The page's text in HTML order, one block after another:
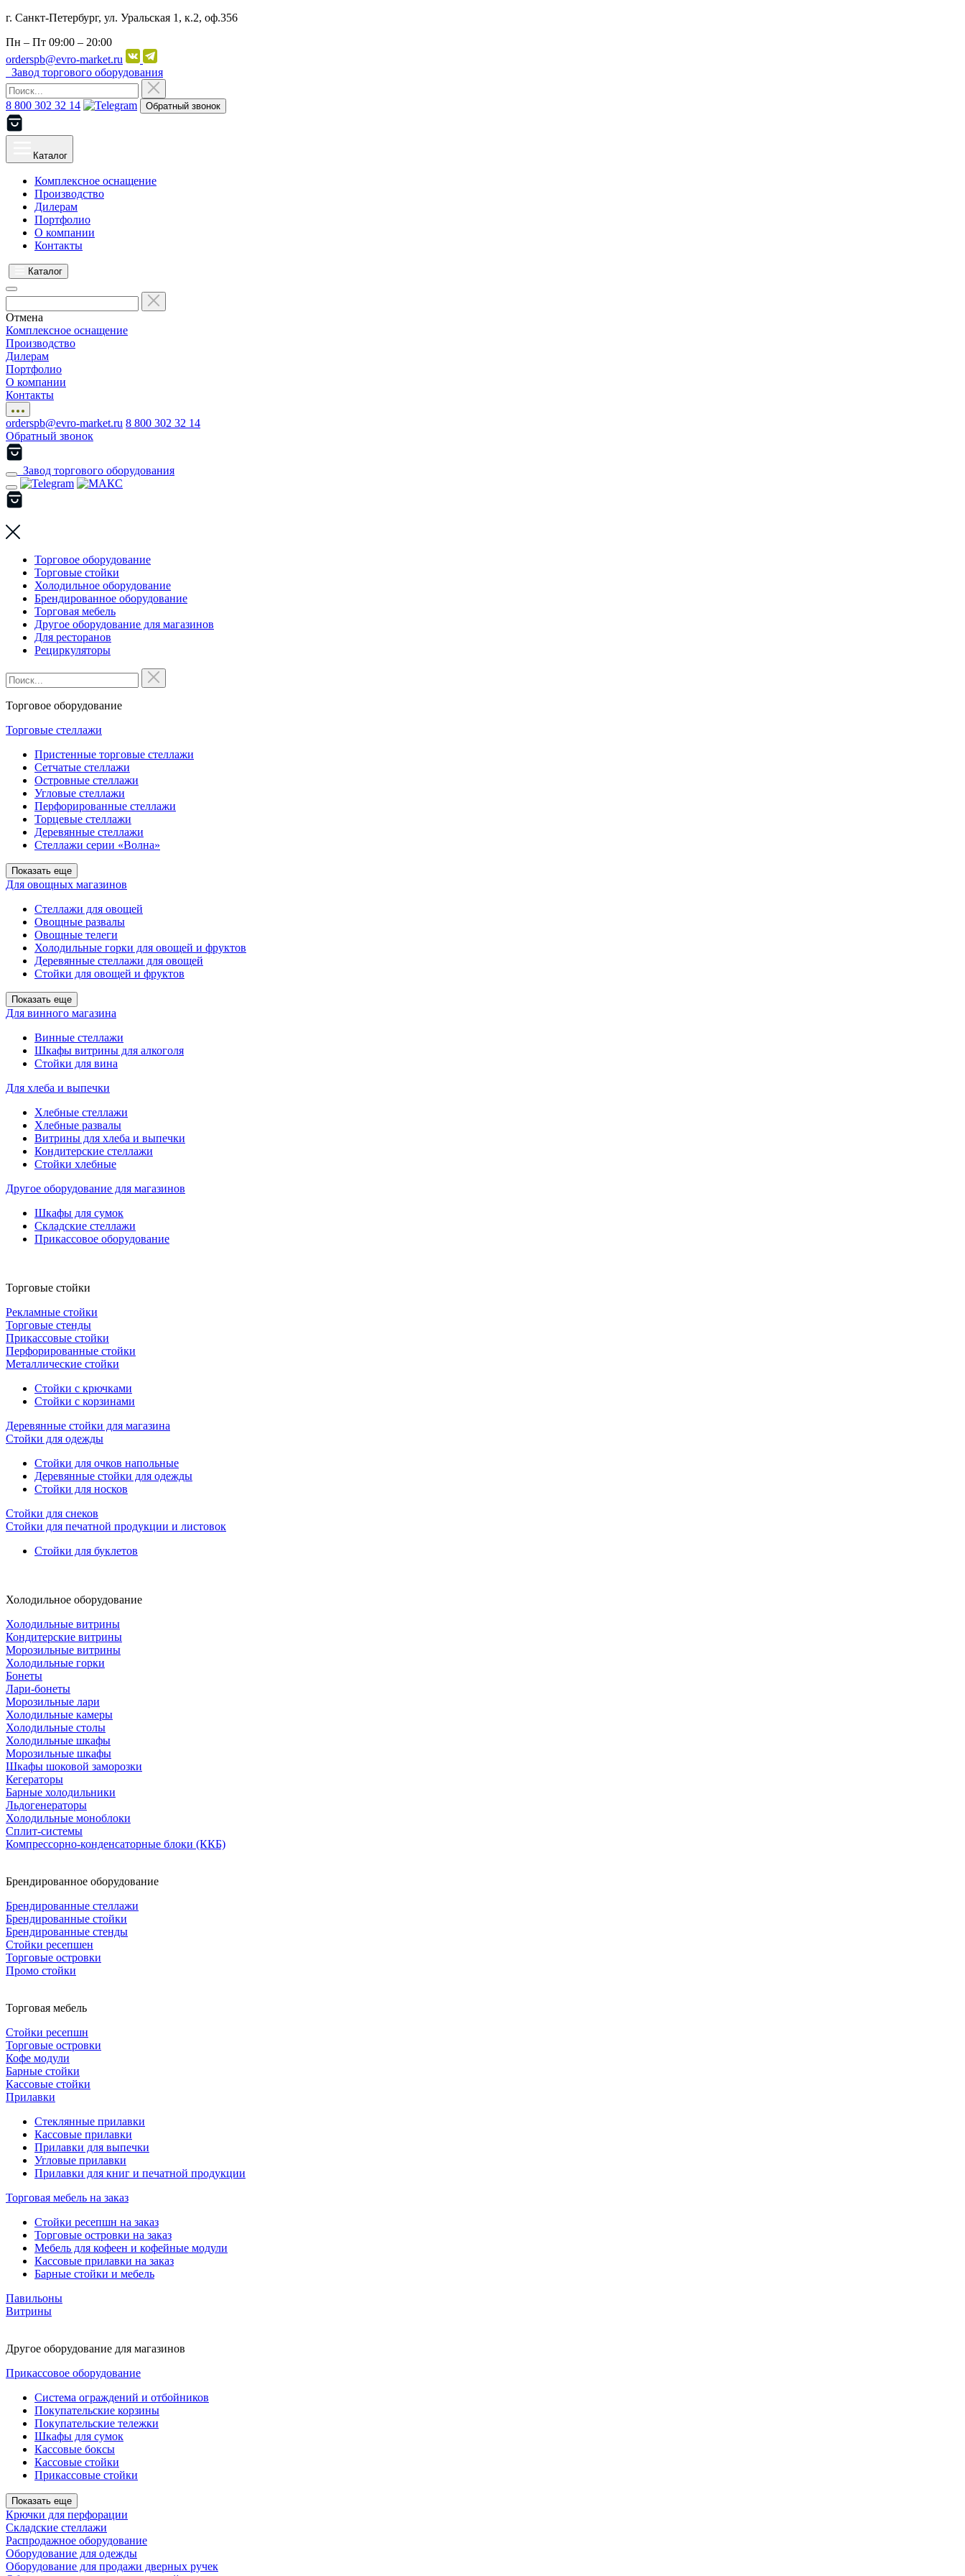
г. Санкт-Петербург, ул. Уральская 1, к.2, оф.356
Пн – Пт 09:00 – 20:00
orderspb@evro-market.ru
Завод торгового оборудования
8 800 302 32 14 Обратный звонок
Каталог
Комплексное оснащение
Производство
Дилерам
Портфолио
О компании
Контакты
Каталог
Отмена
Комплексное оснащение
Производство
Дилерам
Портфолио
О компании
Контакты
orderspb@evro-market.ru 8 800 302 32 14
Обратный звонок
Завод торгового оборудования
Торговое оборудование
Торговые стойки
Холодильное оборудование
Брендированное оборудование
Торговая мебель
Другое оборудование для магазинов
Для ресторанов
Рециркуляторы
Торговое оборудование
Торговые стеллажи
Пристенные торговые стеллажи
Сетчатые стеллажи
Островные стеллажи
Угловые стеллажи
Перфорированные стеллажи
Торцевые стеллажи
Деревянные стеллажи
Стеллажи серии «Волна»
Показать еще
Для овощных магазинов
Стеллажи для овощей
Овощные развалы
Овощные телеги
Холодильные горки для овощей и фруктов
Деревянные стеллажи для овощей
Стойки для овощей и фруктов
Показать еще
Для винного магазина
Винные стеллажи
Шкафы витрины для алкоголя
Стойки для вина
Для хлеба и выпечки
Хлебные стеллажи
Хлебные развалы
Витрины для хлеба и выпечки
Кондитерские стеллажи
Стойки хлебные
Другое оборудование для магазинов
Шкафы для сумок
Складские стеллажи
Прикассовое оборудование
Торговые стойки
Рекламные стойки
Торговые стенды
Прикассовые стойки
Перфорированные стойки
Металлические стойки
Стойки с крючками
Стойки с корзинами
Деревянные стойки для магазина
Стойки для одежды
Стойки для очков напольные
Деревянные стойки для одежды
Стойки для носков
Стойки для снеков
Стойки для печатной продукции и листовок
Стойки для буклетов
Холодильное оборудование
Холодильные витрины
Кондитерские витрины
Морозильные витрины
Холодильные горки
Бонеты
Лари-бонеты
Морозильные лари
Холодильные камеры
Холодильные столы
Холодильные шкафы
Морозильные шкафы
Шкафы шоковой заморозки
Кегераторы
Барные холодильники
Льдогенераторы
Холодильные моноблоки
Сплит-системы
Компрессорно-конденсаторные блоки (ККБ)
Брендированное оборудование
Брендированные стеллажи
Брендированные стойки
Брендированные стенды
Стойки ресепшен
Торговые островки
Промо стойки
Торговая мебель
Стойки ресепшн
Торговые островки
Кофе модули
Барные стойки
Кассовые стойки
Прилавки
Стеклянные прилавки
Кассовые прилавки
Прилавки для выпечки
Угловые прилавки
Прилавки для книг и печатной продукции
Торговая мебель на заказ
Стойки ресепшн на заказ
Торговые островки на заказ
Мебель для кофеен и кофейные модули
Кассовые прилавки на заказ
Барные стойки и мебель
Павильоны
Витрины
Другое оборудование для магазинов
Прикассовое оборудование
Система ограждений и отбойников
Покупательские корзины
Покупательские тележки
Шкафы для сумок
Кассовые боксы
Кассовые стойки
Прикассовые стойки
Показать еще
Крючки для перфорации
Складские стеллажи
Распродажное оборудование
Оборудование для одежды
Оборудование для продажи дверных ручек